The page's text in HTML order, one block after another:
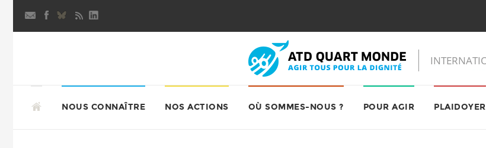
contenu
AU
CONTENUNOUS CONNAÎTRE NOS ACTIONS OÙ SOMMES-NOUS ? POUR AGIR PLAIDOYER